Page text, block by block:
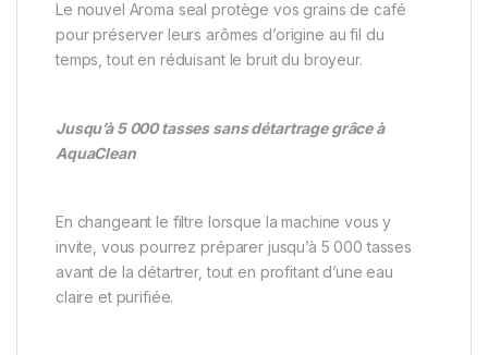
Le nouvel Aroma seal protège vos grains de café
pour préserver leurs arômes d’origine au fil du
temps, tout en réduisant le bruit du broyeur.
Jusqu’à 5 000 tasses sans détartrage grâce à
AquaClean
En changeant le filtre lorsque la machine vous y
invite, vous pourrez préparer jusqu’à 5 000 tasses
avant de la détartrer, tout en profitant d’une eau
claire et purifiée.